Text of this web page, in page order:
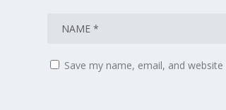
Save my name, email, and